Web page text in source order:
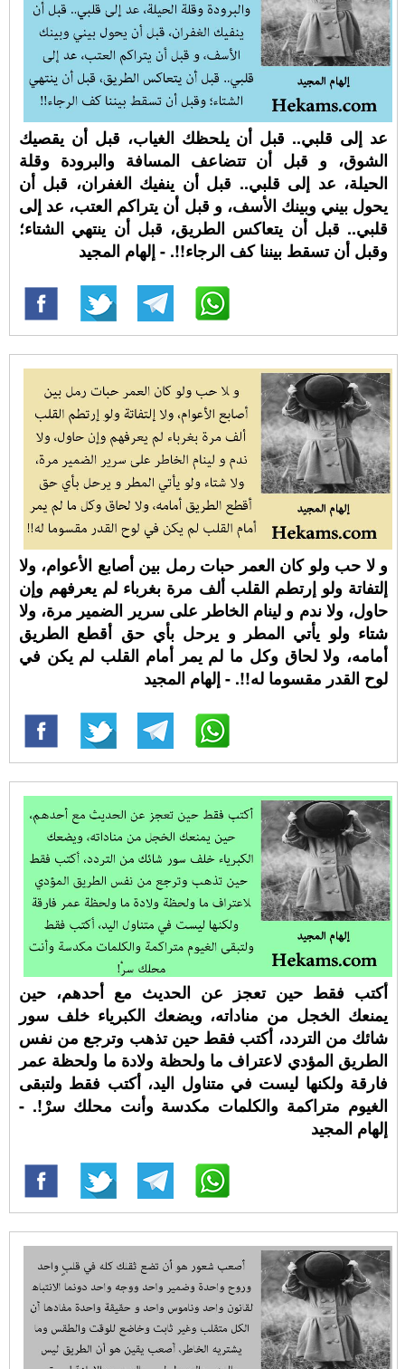
عد إلى قلبي.. قبل أن يلحظك الغياب، قبل أن يقصيك
الشوق، و قبل أن تتضاعف المسافة والبرودة وقلة
الحيلة، عد إلى قلبي.. قبل أن ينفيك الغفران، قبل أن
يحول بيني وبينك الأسف، و قبل أن يتراكم العتب، عد إلى
قلبي.. قبل أن يتعاكس الطريق، قبل أن ينتهي الشتاء؛
وقبل أن تسقط بيننا كف الرجاء!!. - إلهام المجيد
و لا حب ولو كان العمر حبات رمل بين أصابع الأعوام، ولا
إلتفاتة ولو إرتطم القلب ألف مرة بغرباء لم يعرفهم وإن
حاول، ولا ندم و لينام الخاطر على سرير الضمير مرة، ولا
شتاء ولو يأتي المطر و يرحل بأي حق أقطع الطريق
أمامه، ولا لحاق وكل ما لم يمر أمام القلب لم يكن في
لوح القدر مقسوما له!!. - إلهام المجيد
أكتب فقط حين تعجز عن الحديث مع أحدهم، حين
يمنعك الخجل من مناداته، ويضعك الكبرياء خلف سور
شائك من التردد، أكتب فقط حين تذهب وترجع من نفس
الطريق المؤدي لاعتراف ما ولحظة ولادة ما ولحظة عمر
فارقة ولكنها ليست في متناول اليد، أكتب فقط ولتبقى
الغيوم متراكمة والكلمات مكدسة وأنت محلك سرْ!. -
إلهام المجيد